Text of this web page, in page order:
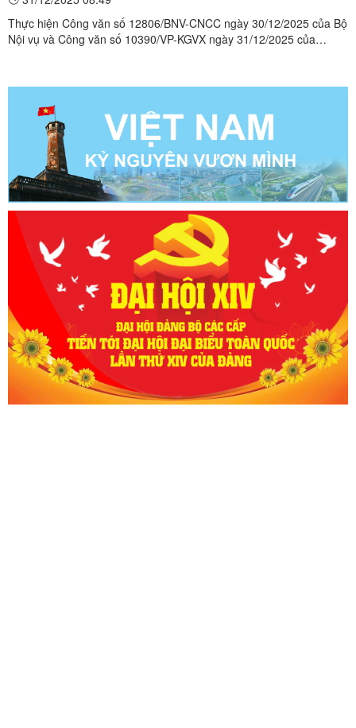
Thực hiện Công văn số 12806/BNV-CNCC ngày 30/12/2025 của Bộ
Nội vụ và Công văn số 10390/VP-KGVX ngày 31/12/2025 của
Dương, tỉnh Lạng Sơn đã tổ chức triển khai phát quà cho các đối ...